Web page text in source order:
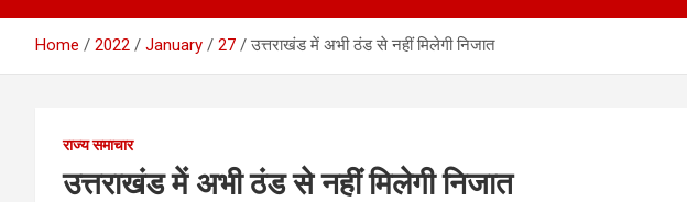
Home 2022 January 27 उत्तराखंड में अभी ठंड से नहीं मिलेगी निजात
राज्य समाचार
उत्तराखंड में अभी ठंड से नहीं मिलेगी निजात